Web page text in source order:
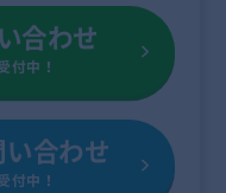
合わせ
付中！
合わせ
付中！